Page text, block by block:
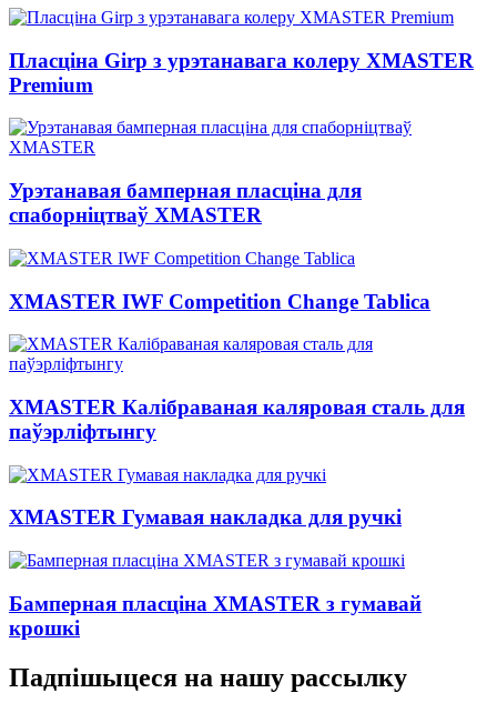
Пласціна Girp з урэтанавага колеру XMASTER
Premium
Урэтанавая бамперная пласціна для
спаборніцтваў XMASTER
XMASTER IWF Competition Change Tablica
XMASTER Калібраваная каляровая сталь для
паўэрліфтынгу
XMASTER Гумавая накладка для ручкі
Бамперная пласціна XMASTER з гумавай
крошкі
Падпішыцеся на нашу рассылку